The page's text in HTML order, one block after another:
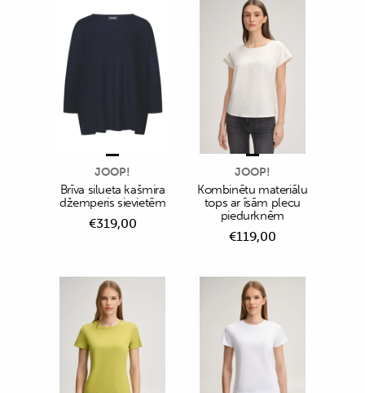
JOOP!
Brīva silueta kašmira
džemperis sievietēm
€319,00
JOOP!
Kombinētu materiālu
tops ar īsām plecu
piedurknēm
€119,00